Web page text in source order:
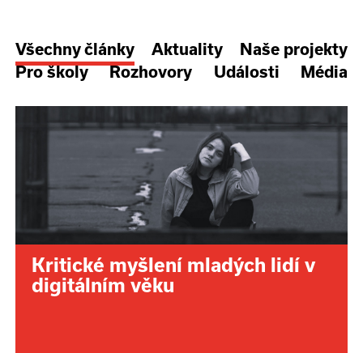
Všechny články Aktuality
Naše projekty
Pro školy
Rozhovory Události Média
Kritické myšlení mladých lidí v
digitálním věku